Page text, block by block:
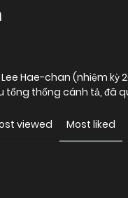
Hae-chan (nhiệm
thống cánh tả, đã
viewed Most liked